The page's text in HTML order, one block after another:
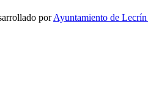
porAyuntamiento de Lecrín